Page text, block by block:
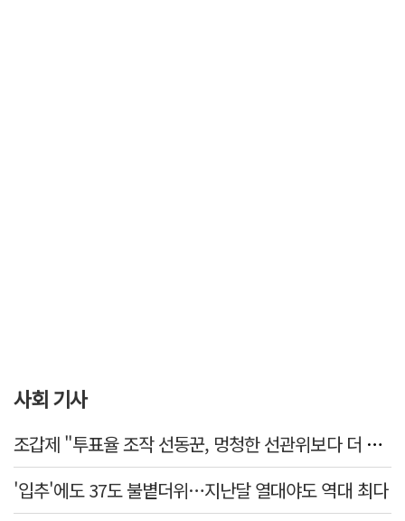
사회 기사
조갑제 "투표율 조작 선동꾼, 멍청한 선관위보다 더 나빠…부정선거, 불가능"
'입추'에도 37도 불볕더위…지난달 열대야도 역대 최다